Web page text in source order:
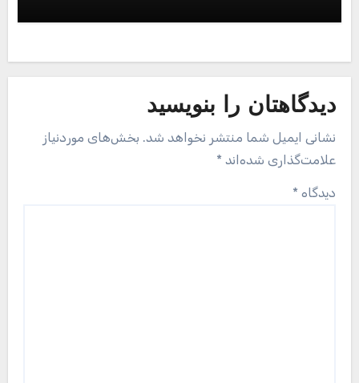
دیدگاهتان را بنویسید
نشانی ایمیل شما منتشر نخواهد شد. بخش‌های موردنیاز
علامت‌گذاری شده‌اند *
دیدگاه *